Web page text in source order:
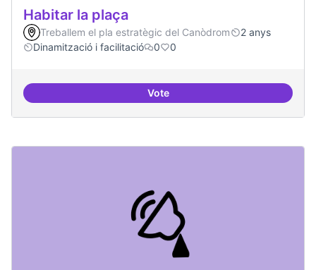
Habitar la plaça
Treballem el pla estratègic del Canòdrom
2 anys
Dinamització i facilitació
0 0
VoteHabitar la plaça